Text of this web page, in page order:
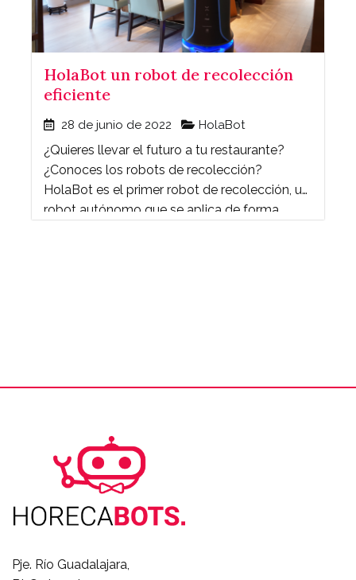
HolaBot un robot de recolección
eficiente
28 de junio de 2022 HolaBot
¿Quieres llevar el futuro a tu restaurante?
¿Conoces los robots de recolección?
HolaBot es el primer robot de recolección, un
robot autónomo que se aplica de forma
Pje. Río Guadalajara,